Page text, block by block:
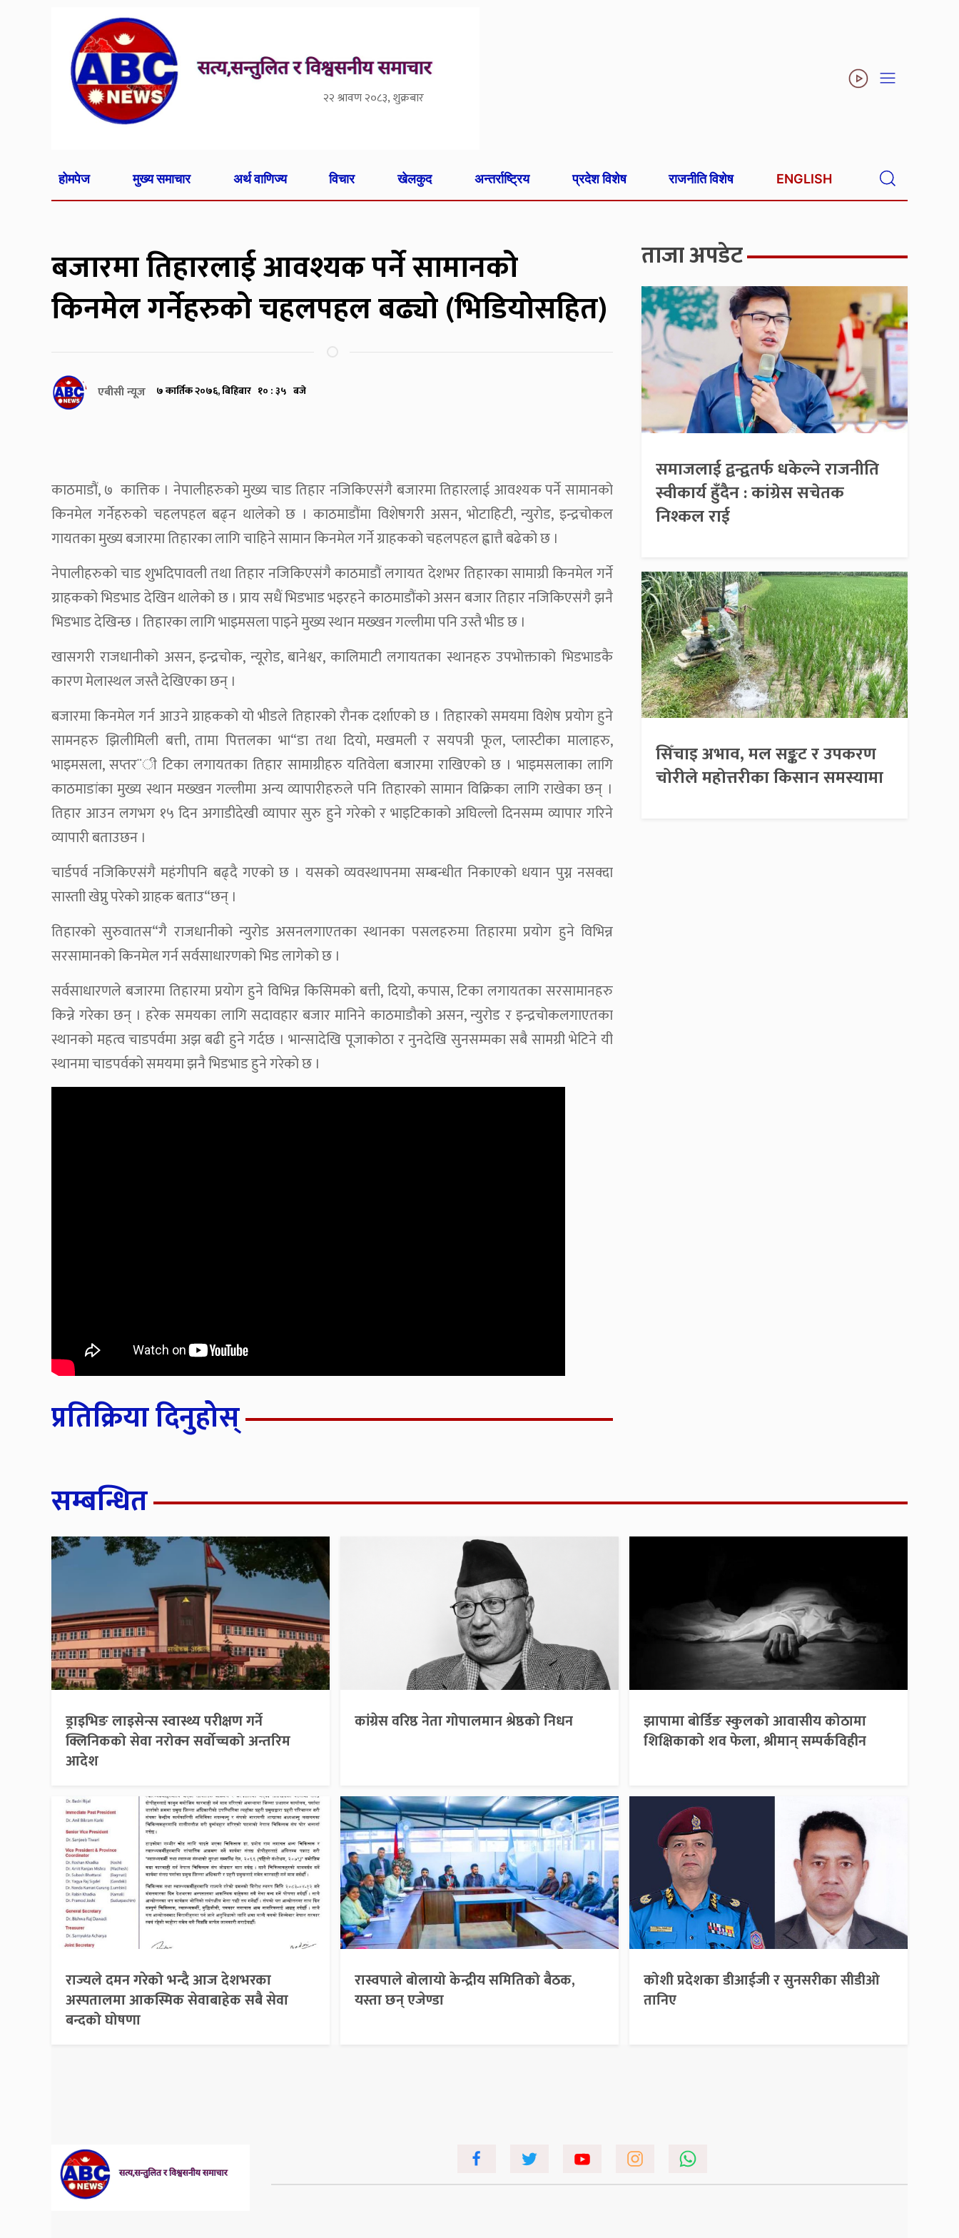
२२ श्रावण २०८३, शुक्रबार
होमपेज मुख्य समाचार अर्थ वाणिज्य विचार खेलकुद अन्तर्राष्ट्रिय प्रदेश विशेष राजनीति विशेष ENGLISH
बजारमा तिहारलाई आवश्यक पर्ने सामानको
किनमेल गर्नेहरुको चहलपहल बढ्यो (भिडियोसहित)
एबीसी न्यूज ७ कार्तिक २०७६, बिहिबार १० : ३५ बजे
काठमाडौं, ७ कात्तिक । नेपालीहरुको मुख्य चाड तिहार नजिकिएसंगै बजारमा तिहारलाई आवश्यक पर्ने सामानको
किनमेल गर्नेहरुको चहलपहल बढ्न थालेको छ । काठमाडौंमा विशेषगरी असन, भोटाहिटी, न्युरोड, इन्द्रचोकल
गायतका मुख्य बजारमा तिहारका लागि चाहिने सामान किनमेल गर्ने ग्राहकको चहलपहल ह्वात्तै बढेको छ ।
नेपालीहरुको चाड शुभदिपावली तथा तिहार नजिकिएसंगै काठमाडौं लगायत देशभर तिहारका सामाग्री किनमेल गर्ने
ग्राहकको भिडभाड देखिन थालेको छ । प्राय सधैं भिडभाड भइरहने काठमाडौंको असन बजार तिहार नजिकिएसंगै झनै
भिडभाड देखिन्छ । तिहारका लागि भाइमसला पाइने मुख्य स्थान मख्खन गल्लीमा पनि उस्तै भीड छ ।
खासगरी राजधानीको असन, इन्द्रचोक, न्यूरोड, बानेश्वर, कालिमाटी लगायतका स्थानहरु उपभोक्ताको भिडभाडकै
कारण मेलास्थल जस्तै देखिएका छन् ।
बजारमा किनमेल गर्न आउने ग्राहकको यो भीडले तिहारको रौनक दर्शाएको छ । तिहारको समयमा विशेष प्रयोग हुने
सामनहरु झिलीमिली बत्ती, तामा पित्तलका भा“डा तथा दियो, मखमली र सयपत्री फूल, प्लास्टीका मालाहरु,
भाइमसला, सप्तर¨ी टिका लगायतका तिहार सामाग्रीहरु यतिवेला बजारमा राखिएको छ । भाइमसलाका लागि
काठमाडांका मुख्य स्थान मख्खन गल्लीमा अन्य व्यापारीहरुले पनि तिहारको सामान विक्रिका लागि राखेका छन् ।
तिहार आउन लगभग १५ दिन अगाडीदेखी व्यापार सुरु हुने गरेको र भाइटिकाको अघिल्लो दिनसम्म व्यापार गरिने
व्यापारी बताउछन ।
चार्डपर्व नजिकिएसंगै महंगीपनि बढ्दै गएको छ । यसको व्यवस्थापनमा सम्बन्धीत निकाएको धयान पुग्न नसक्दा
सास्ताी खेप्नु परेको ग्राहक बताउ“छन् ।
तिहारको सुरुवातस“गै राजधानीको न्युरोड असनलगाएतका स्थानका पसलहरुमा तिहारमा प्रयोग हुने विभिन्न
सरसामानको किनमेल गर्न सर्वसाधारणको भिड लागेको छ ।
सर्वसाधारणले बजारमा तिहारमा प्रयोग हुने विभिन्न किसिमको बत्ती, दियो, कपास, टिका लगायतका सरसामानहरु
किन्ने गरेका छन् । हरेक समयका लागि सदावहार बजार मानिने काठमाडौको असन, न्युरोड र इन्द्रचोकलगाएतका
स्थानको महत्व चाडपर्वमा अझ बढी हुने गर्दछ । भान्सादेखि पूजाकोठा र नुनदेखि सुनसम्मका सबै सामग्री भेटिने यी
स्थानमा चाडपर्वको समयमा झनै भिडभाड हुने गरेको छ ।
प्रतिक्रिया दिनुहोस्
ताजा अपडेट
समाजलाई द्वन्द्वतर्फ धकेल्ने राजनीति
स्वीकार्य हुँदैन : कांग्रेस सचेतक
निश्कल राई
सिँचाइ अभाव, मल सङ्कट र उपकरण
चोरीले महोत्तरीका किसान समस्यामा
सम्बन्धित
ड्राइभिङ लाइसेन्स स्वास्थ्य परीक्षण गर्ने
क्लिनिकको सेवा नरोक्न सर्वोच्चको अन्तरिम
आदेश
कांग्रेस वरिष्ठ नेता गोपालमान श्रेष्ठको निधन
झापामा बोर्डिङ स्कुलको आवासीय कोठामा
शिक्षिकाको शव फेला, श्रीमान् सम्पर्कविहीन
राज्यले दमन गरेको भन्दै आज देशभरका
अस्पतालमा आकस्मिक सेवाबाहेक सबै सेवा
बन्दको घोषणा
रास्वपाले बोलायो केन्द्रीय समितिको बैठक,
यस्ता छन् एजेण्डा
कोशी प्रदेशका डीआईजी र सुनसरीका सीडीओ
तानिए